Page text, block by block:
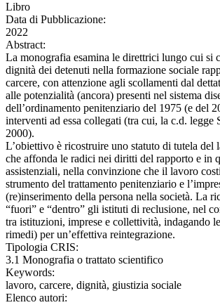
Libro
Data di Pubblicazione:
2022
Abstract:
La monografia esamina le direttrici lungo cui si
dignità dei detenuti nella formazione sociale
carcere, con attenzione agli scollamenti dal
alle potenzialità (ancora) presenti nel sistema
dell’ordinamento penitenziario del 1975 (e del
interventi ad essa collegati (tra cui, la c.d. legge
2000).
L’obiettivo è ricostruire uno statuto di tutela del
che affonda le radici nei diritti del rapporto e in
assistenziali, nella convinzione che il lavoro
strumento del trattamento penitenziario e
(re)inserimento della persona nella società. La
“fuori” e “dentro” gli istituti di reclusione, nel
tra istituzioni, imprese e collettività, indagando
rimedi) per un’effettiva reintegrazione.
Tipologia CRIS:
3.1 Monografia o trattato scientifico
Keywords:
lavoro, carcere, dignità, giustizia sociale
Elenco autori: